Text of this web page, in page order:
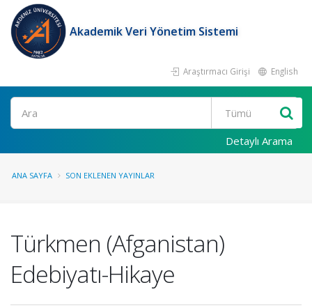
Akademik Veri Yönetim Sistemi
Araştırmacı Girişi English
Ara
Detaylı Arama
ANA SAYFA SON EKLENEN YAYINLAR
Türkmen (Afganistan)
Edebiyatı-Hikaye